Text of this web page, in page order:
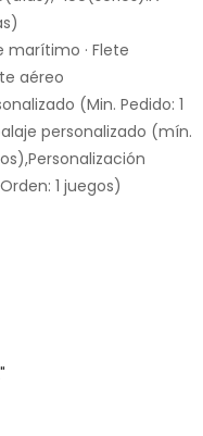
marítimo · Flete
aéreo
(Min. Pedido: 1
personalizado (mín.
1 juegos)